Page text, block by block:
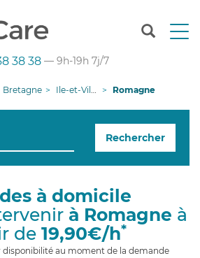
T
n
g
i
38 38 — 9h-19h 7j/7
Bretagne Ile-et-Vilaine Romagne
Rechercher
à domicile
à Romagne à
de 19,90€/h*
disponibilité au moment de la demande